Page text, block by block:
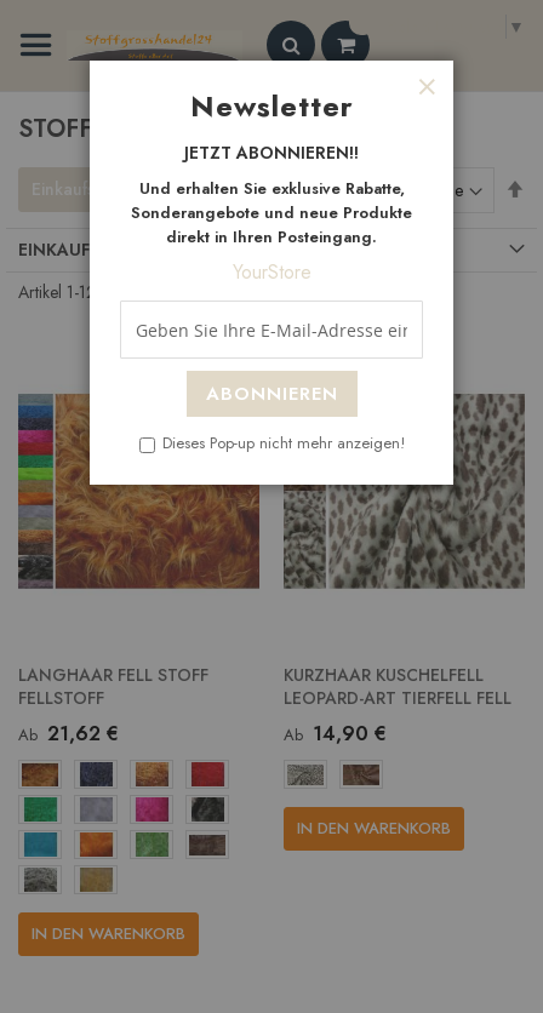
Inhalt
springen
▼
Search
STOFFE
Artikel 1-12
Sortieren nach
LANGHAAR FELL STOFF
FELLSTOFF
Ab 21,62 €
IN DEN WARENKORB
KURZHAAR KUSCHELFELL
LEOPARD-ART TIERFELL FELL
Ab 14,90 €
IN DEN WARENKORB
Einkaufsoptionen
EINKAUFSOPTIONEN
Newsletter
JETZT ABONNIEREN!!
Und erhalten Sie exklusive Rabatte,
Sonderangebote und neue Produkte
direkt in Ihren Posteingang.
YourStore
ABONNIEREN
Dieses Pop-up nicht mehr anzeigen!